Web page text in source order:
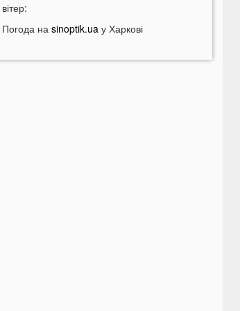
10:50
військового у СЗЧ
мажорів»: лучани продовжують
вітер:
Погода на sinoptik.uaу Харкові